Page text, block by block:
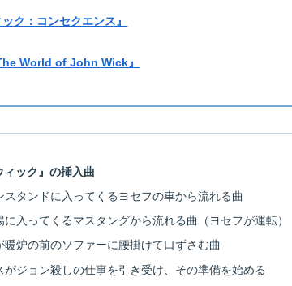
ック：コンセクエンス』
World of John Wick』
ィック』の挿入曲
スタンドに入ってくるヨセフの車から流れる曲
に入ってくるマスタングから流れる曲（ヨセフが運転）
暖炉の前のソファーに腰掛けて口ずさむ曲
がジョン殺しの仕事を引き受け、その準備を始める